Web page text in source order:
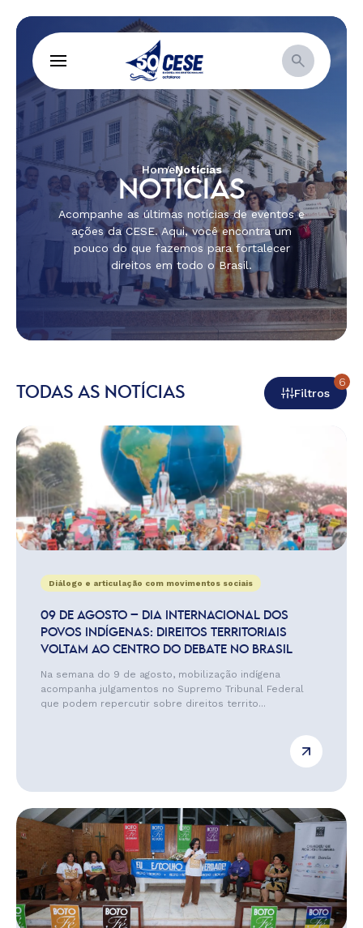
HomeNotícias
NOTÍCIAS
Acompanhe as últimas notícias de eventos e
ações da CESE. Aqui, você encontra um
pouco do que fazemos para fortalecer
direitos em todo o Brasil.
TODAS AS NOTÍCIAS Filtros
6
Diálogo e articulação com movimentos sociais
09 DE AGOSTO – DIA INTERNACIONAL DOS
POVOS INDÍGENAS: DIREITOS TERRITORIAIS
VOLTAM AO CENTRO DO DEBATE NO BRASIL
Na semana do 9 de agosto, mobilização indígena
acompanha julgamentos no Supremo Tribunal Federal
que podem repercutir sobre direitos territo...